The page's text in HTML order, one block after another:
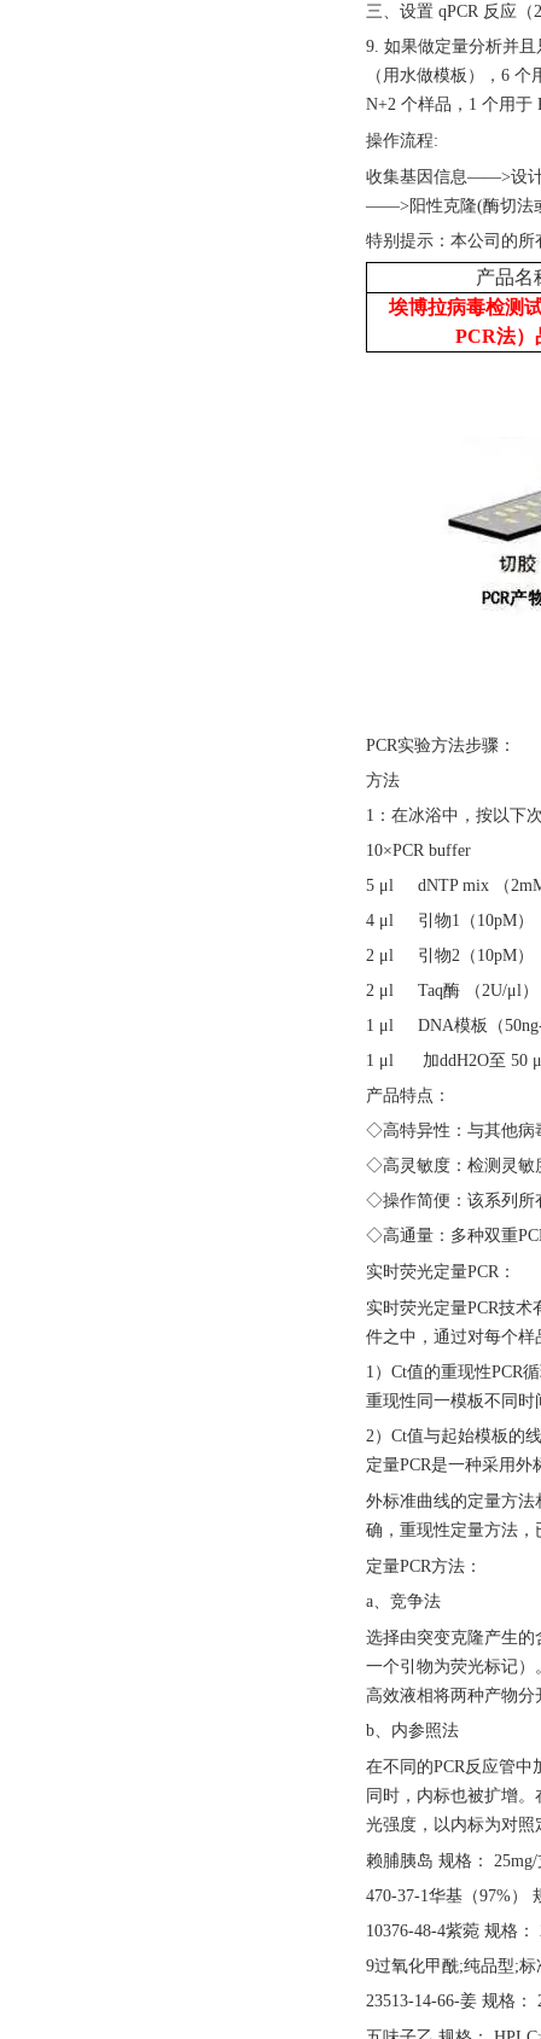
三、设置 qPCR 反应
9. 如果做定量分析并
（用水做模板），6
N+2 个样品，1 个用于
操作流程:
收集基因信息——>设计
——>阳性克隆(酶切法
特别提示：本公司的
产品名
埃博拉病毒检测
PCR法）
PCR实验方法步骤：
方法
1：在冰浴中，按以下
10×PCR buffer
5 μl dNTP mix （
4 μl 引物1（10pM）
2 μl 引物2（10pM）
2 μl Taq酶 （2U/μl）
1 μl DNA模板（
1 μl 加ddH2O至 50
产品特点：
◇高特异性：与其他病
◇高灵敏度：检测灵敏
◇操作简便：该系列所
◇高通量：多种双重
实时荧光定量PCR：
实时荧光定量PCR技术
件之中，通过对每个样
1）Ct值的重现性PCR
重现性同一模板不同
2）Ct值与起始模板的
定量PCR是一种采用
外标准曲线的定量方
确，重现性定量方法
定量PCR方法：
a、竞争法
选择由突变克隆产生
一个引物为荧光标记
高效液相将两种产物
b、内参照法
在不同的PCR反应管
同时，内标也被扩增
光强度，以内标为对照
赖脯胰岛 规格：
470-37-1华基（97%）
10376-48-4紫菀 规格：
9过氧化甲酰;纯品型;
23513-14-66-姜 规格：